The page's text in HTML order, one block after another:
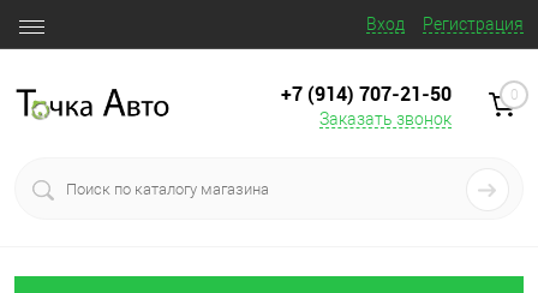
Вход Регистрация
+7 (914) 707‒21‒50
Заказать звонок
0